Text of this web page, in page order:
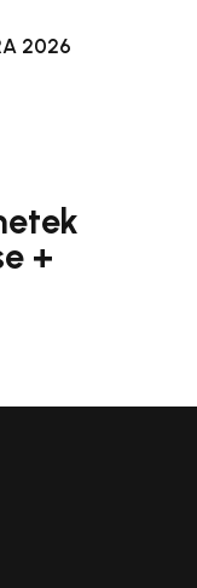
2026
+